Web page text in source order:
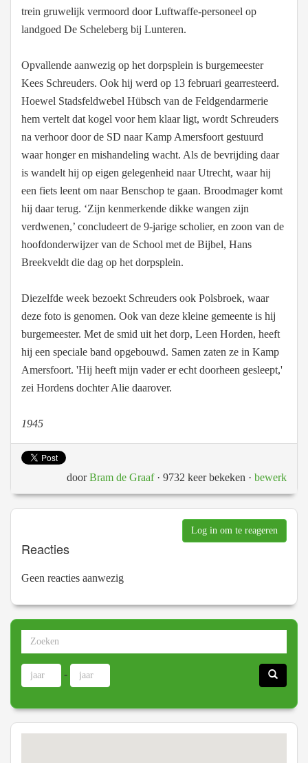
trein gruwelijk vermoord door Luftwaffe-personeel op
landgoed De Scheleberg bij Lunteren.
Opvallende aanwezig op het dorpsplein is burgemeester
Kees Schreuders. Ook hij werd op 13 februari gearresteerd.
Hoewel Stadsfeldwebel Hübsch van de Feldgendarmerie
hem vertelt dat kogel voor hem klaar ligt, wordt Schreuders
na verhoor door de SD naar Kamp Amersfoort gestuurd
waar honger en mishandeling wacht. Als de bevrijding daar
is wandelt hij op eigen gelegenheid naar Utrecht, waar hij
een fiets leent om naar Benschop te gaan. Broodmager komt
hij daar terug. ‘Zijn kenmerkende dikke wangen zijn
verdwenen,’ concludeert de 9-jarige scholier, en zoon van de
hoofdonderwijzer van de School met de Bijbel, Hans
Breekveldt die dag op het dorpsplein.
Diezelfde week bezoekt Schreuders ook Polsbroek, waar
deze foto is genomen. Ook van deze kleine gemeente is hij
burgemeester. Met de smid uit het dorp, Leen Horden, heeft
hij een speciale band opgebouwd. Samen zaten ze in Kamp
Amersfoort. 'Hij heeft mijn vader er echt doorheen gesleept,'
zei Hordens dochter Alie daarover.
1945
doorBram de Graaf· 9732 keer bekeken · bewerk
Log in om te reageren
Reacties
Geen reacties aanwezig
-